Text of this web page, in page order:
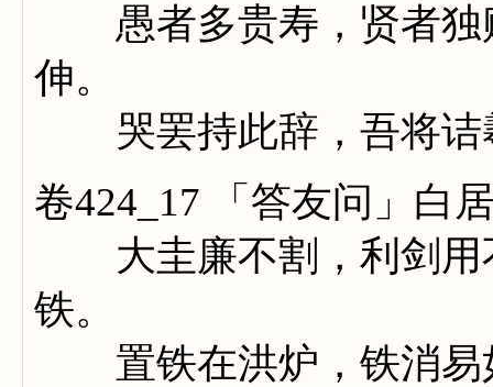
愚者多贵寿，贤者独
伸。
哭罢持此辞，吾将诘
卷424_17 「答友问」白
大圭廉不割，利剑用
铁。
置铁在洪炉，铁消易